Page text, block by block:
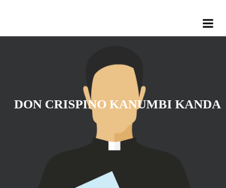
DON CRISPINO KANUMBI KANDA